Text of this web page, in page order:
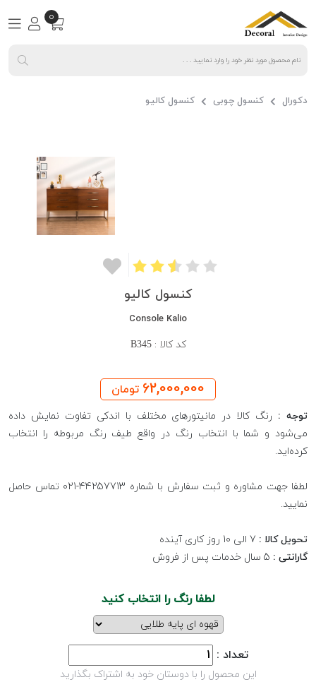
0
دکورال کنسول چوبی کنسول کالیو
کنسول کالیو
Console Kalio
کد کالا :B345
62,000,000 تومان
توجه : رنگ کالا در مانیتورهای مختلف با اندکی تفاوت نمایش داده
می‌شود و شما با انتخاب رنگ در واقع طیف رنگ مربوطه را انتخاب
کرده‌اید.
لطفا جهت مشاوره و ثبت سفارش با شماره 44257713-021 تماس حاصل
نمایید.
تحویل کالا :
گارانتی :
لطفا رنگ را انتخاب کنید
تعداد :
این محصول را با دوستان خود به اشتراک بگذارید